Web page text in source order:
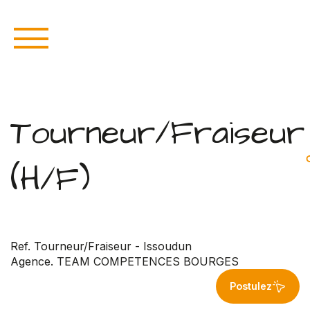
Tourneur/Fraiseur
(H/F)
Ref. Tourneur/Fraiseur - Issoudun
Agence. TEAM COMPETENCES BOURGES
Postulez